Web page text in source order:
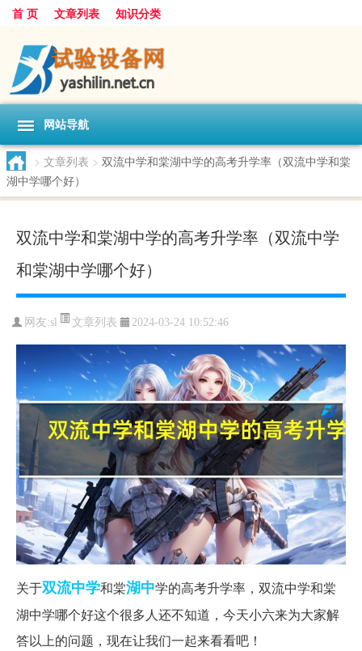
首 页 文章列表 知识分类
网站导航
> 文章列表 > 双流中学和棠湖中学的高考升学率（双流中学和棠
湖中学哪个好）
双流中学和棠湖中学的高考升学率（双流中学
和棠湖中学哪个好）
网友:sl 文章列表 2024-03-24 10:52:46
关于双流中学和棠湖中学的高考升学率，双流中学和棠
湖中学哪个好这个很多人还不知道，今天小六来为大家解
答以上的问题，现在让我们一起来看看吧！